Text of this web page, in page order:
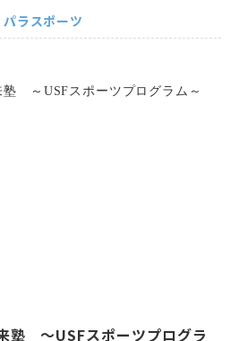
パラスポーツ
塾 ～USFスポーツプログラ